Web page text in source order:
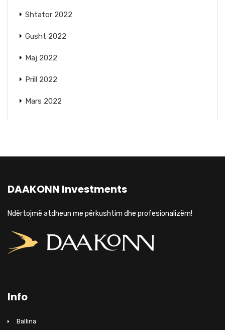
Shtator 2022
Gusht 2022
Maj 2022
Prill 2022
Mars 2022
DAAKONN Investments
Ndërtojmë atdheun me përkushtim dhe profesionalizëm!
Info
Ballina